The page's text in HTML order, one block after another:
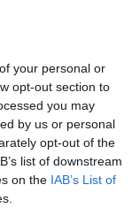
your personal or
opt-out section to
you may
by us or personal
opt-out of the
list of downstream
on the IAB’s List of